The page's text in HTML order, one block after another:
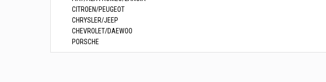
CITROEN/PEUGEOT
CHRYSLER/JEEP
CHEVROLET/DAEWOO
PORSCHE